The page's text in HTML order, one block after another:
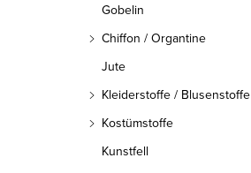
Gobelin
Chiffon / Organtine
Jute
Kleiderstoffe / Blusenstoffe
Kostümstoffe
Kunstfell